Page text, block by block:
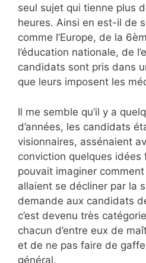
seul sujet qui tienne plus
heures. Ainsi en est-il de
comme l’Europe, de la
l’éducation nationale, de
candidats sont pris dans
que leurs imposent les
Il me semble qu’il y a
d’années, les candidats
visionnaires, assénaient
conviction quelques
pouvait imaginer
allaient se décliner par la
demande aux candidats
c’est devenu très
chacun d’entre eux de
et de ne pas faire de
général.